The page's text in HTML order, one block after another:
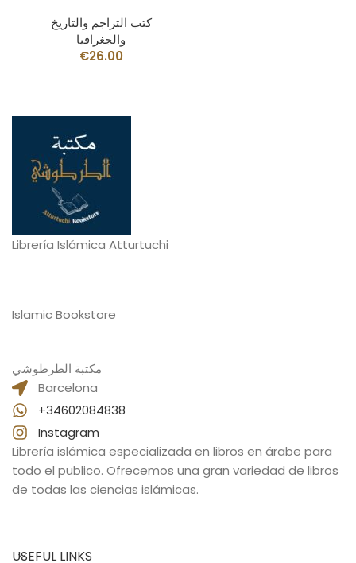
كتب التراجم والتاريخ
والجغرافيا
€26.00
Librería Islámica Atturtuchi
Islamic Bookstore
مكتبة الطرطوشي
Barcelona
+34602084838
Instagram
Librería islámica especializada en libros en árabe para
todo el publico. Ofrecemos una gran variedad de libros
de todas las ciencias islámicas.
USEFUL LINKS